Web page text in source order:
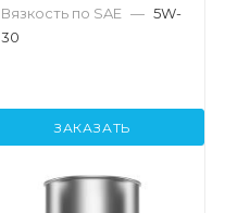
Вязкость по SAE — 5W-
30
ЗАКАЗАТЬ